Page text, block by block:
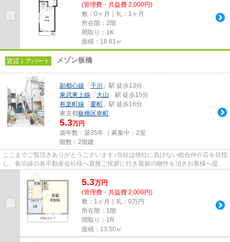
(管理費・共益費 2,000円)
敷：0ヶ月｜礼：1ヶ月
所在階：2階
間取り：1K
面積：18.61㎡
賃貸｜アパート メゾン板橋
副都心線 「 千川
」駅 徒歩13分
東武東上線 「 大山 」駅 徒歩15分
有楽町線 「 要町 」駅 徒歩16分
東京都板橋区幸町
5.3万円
築年数：築35年 ｜募集中： 2室
階数：2階建
ここまでご覧頂きありがとうございます♪当社は他社に負けない総合仲介店を目指
し、各沿線の各不動産会社様へ直接ご挨拶に行き最新の物件を頂きお客様へ提供
しております！最新の情報は...
5.3万円
(管理費・共益費 2,000円)
敷：1ヶ月｜礼：0万円
所在階：1階
間取り：1R
面積：13.50㎡